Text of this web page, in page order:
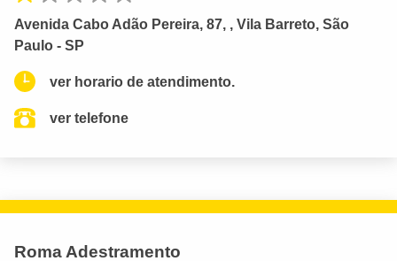
Avenida Cabo Adão Pereira, 87, , Vila Barreto, São
Paulo - SP
ver horario de atendimento.
ver telefone
Roma Adestramento